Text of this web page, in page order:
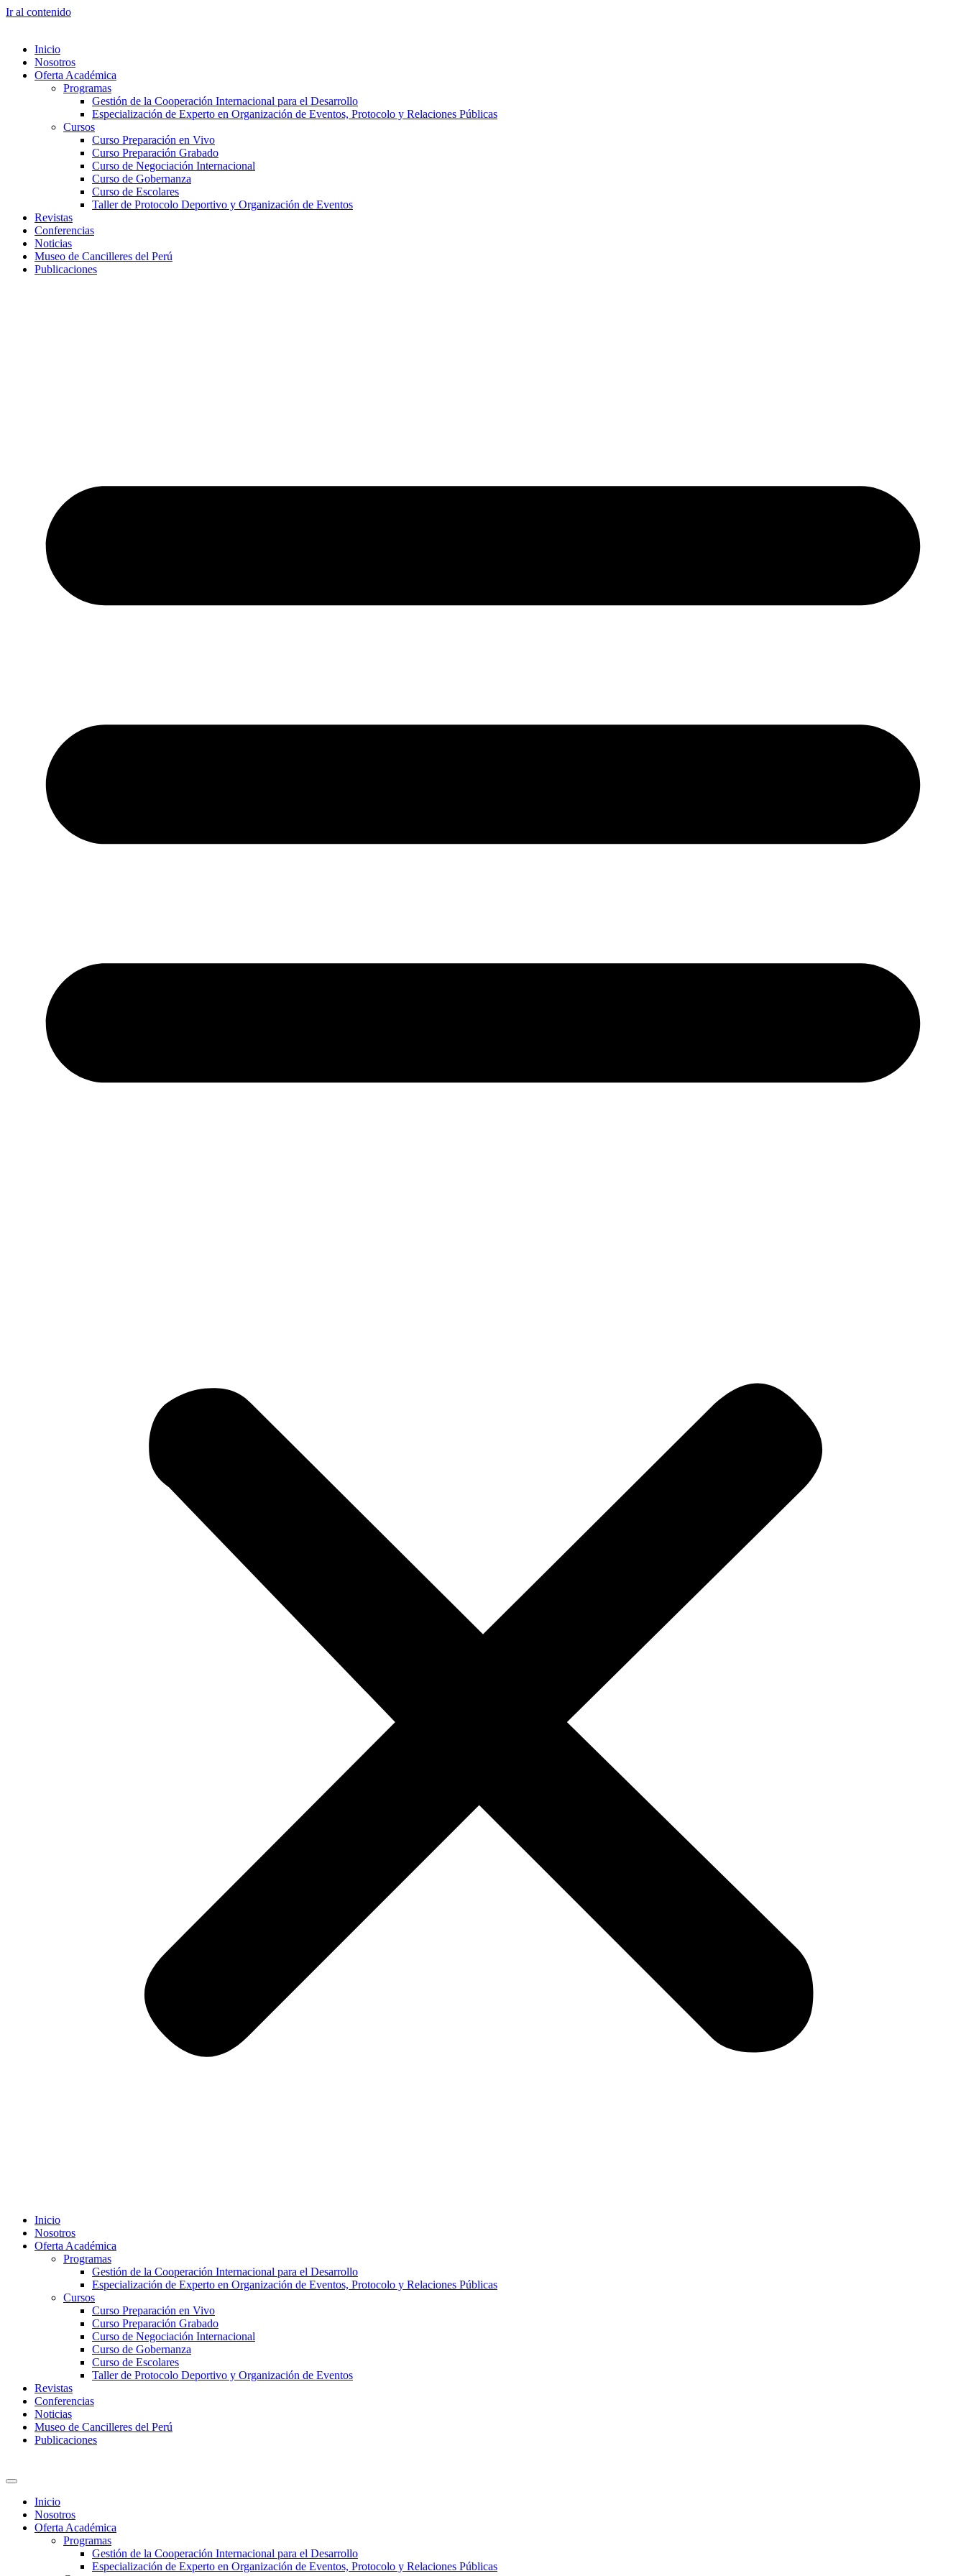
Ir al contenido
Inicio
Nosotros
Oferta Académica
Programas
Gestión de la Cooperación Internacional para el Desarrollo
Especialización de Experto en Organización de Eventos, Protocolo y Relaciones Públicas
Cursos
Curso Preparación en Vivo
Curso Preparación Grabado
Curso de Negociación Internacional
Curso de Gobernanza
Curso de Escolares
Taller de Protocolo Deportivo y Organización de Eventos
Revistas
Conferencias
Noticias
Museo de Cancilleres del Perú
Publicaciones
Inicio
Nosotros
Oferta Académica
Programas
Gestión de la Cooperación Internacional para el Desarrollo
Especialización de Experto en Organización de Eventos, Protocolo y Relaciones Públicas
Cursos
Curso Preparación en Vivo
Curso Preparación Grabado
Curso de Negociación Internacional
Curso de Gobernanza
Curso de Escolares
Taller de Protocolo Deportivo y Organización de Eventos
Revistas
Conferencias
Noticias
Museo de Cancilleres del Perú
Publicaciones
Inicio
Nosotros
Oferta Académica
Programas
Gestión de la Cooperación Internacional para el Desarrollo
Especialización de Experto en Organización de Eventos, Protocolo y Relaciones Públicas